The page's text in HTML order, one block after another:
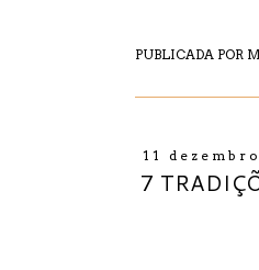
PUBLICADA POR
11
7